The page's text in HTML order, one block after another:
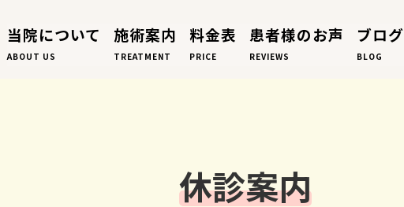
当院について
ABOUT US
施術案内
TREATMENT
料金表
PRICE
患者様のお声
REVIEWS
ブログ
BLOG
休診案内